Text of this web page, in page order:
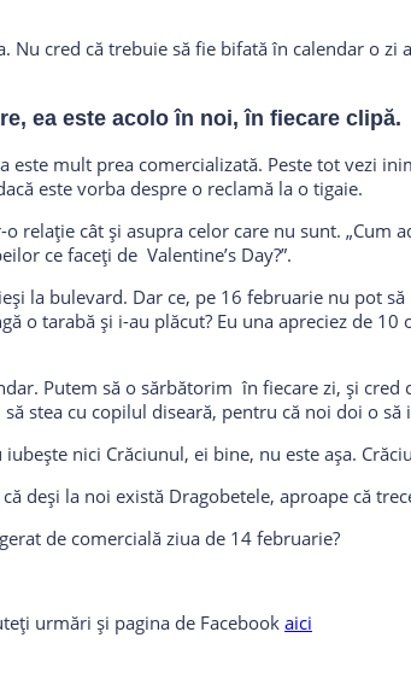
Nu cred că trebuie să fie bifată în calendar o
ea este acolo în noi, în fiecare clipă.
este mult prea comercializată. Peste tot vezi
este vorba despre o reclamă la o tigaie.
cât și asupra celor care nu sunt. „Cum
ce faceți de Valentine’s Day?”.
la bulevard. Dar ce, pe 16 februarie nu pot să
o tarabă și i-au plăcut? Eu una apreciez de
Putem să o sărbătorim în fiecare zi, și
stea cu copilul diseară, pentru că noi doi o să
nici Crăciunul, ei bine, nu este așa.
deși la noi există Dragobetele, aproape că
de comercială ziua de 14 februarie?
urmări și pagina de Facebook aici